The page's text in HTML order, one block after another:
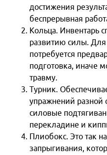
достижения
беспрерывная
Кольца. Инвентарь
развитию силы. Для
потребуется
подготовка, иначе
травму.
Турник.
упражнений разной
силовые
перекладине и
Плиобокс. Это так
запрыгивания,